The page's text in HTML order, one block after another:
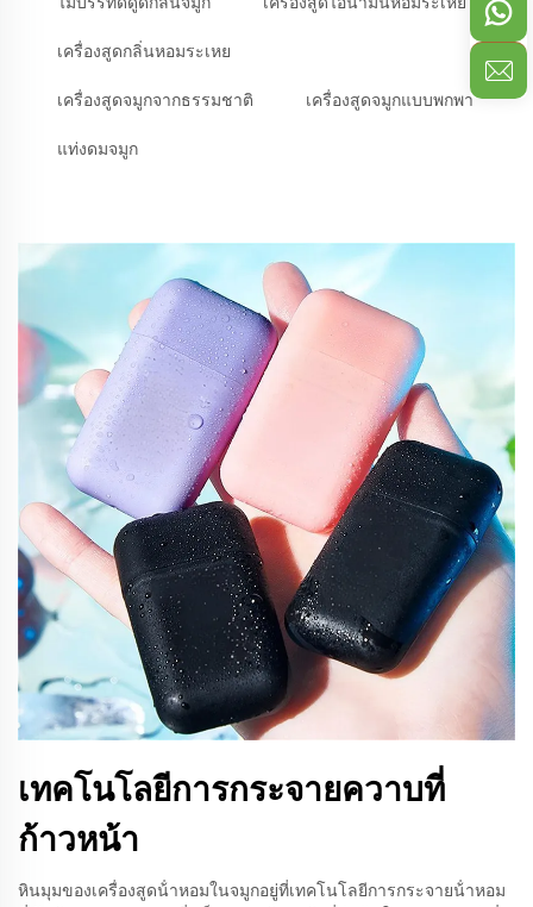
เครื่องสูดกลิ่นหอมระเหย
เครื่องสูดจมูกจากธรรมชาติ เครื่องสูดจมูกแบบพกพา
แท่งดมจมูก
เทคโนโลยีการกระจายควาบที่
ก้าวหน้า
หินมุมของเครื่องสูดน้ําหอมในจมูกอยู่ที่เทคโนโลยีการกระจายน้ําหอม